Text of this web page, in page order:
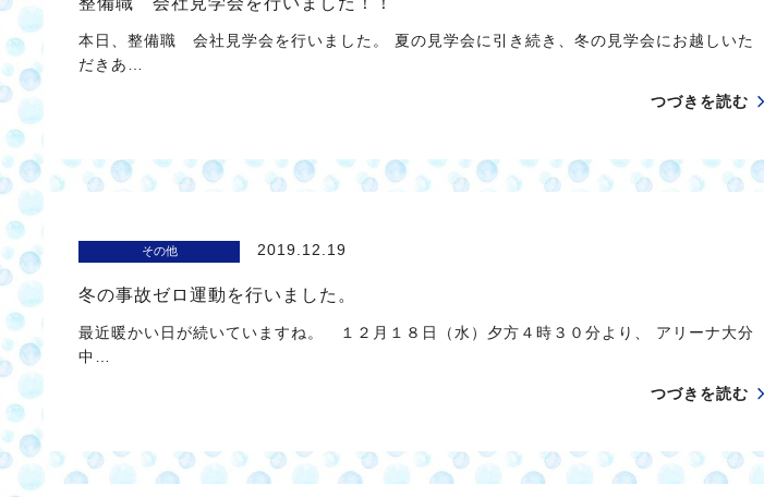
本日、整備職 会社見学会を行いました。 夏の見学会に引き続き、冬の見学会にお越しいた
だきあ…
つづきを読む
その他 2019.12.19
冬の事故ゼロ運動を行いました。
最近暖かい日が続いていますね。 １２月１８日（水）夕方４時３０分より、 アリーナ大分
中…
つづきを読む